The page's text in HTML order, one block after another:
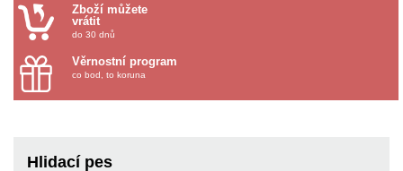
Zboží můžete
vrátit
do 30 dnů
Věrnostní program
co bod, to koruna
Hlidací pes